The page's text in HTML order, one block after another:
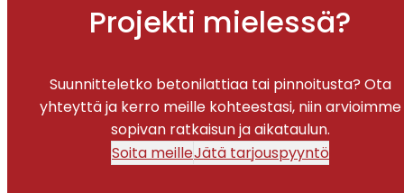
Projekti mielessä?
Suunnitteletko betonilattiaa tai pinnoitusta? Ota
yhteyttä ja kerro meille kohteestasi, niin arvioimme
sopivan ratkaisun ja aikataulun.
Soita meilleJätä tarjouspyyntö